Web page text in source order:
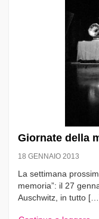
Giornate della
18 GENNAIO 2013
La settimana
memoria”: il 27
Auschwitz, in tutto